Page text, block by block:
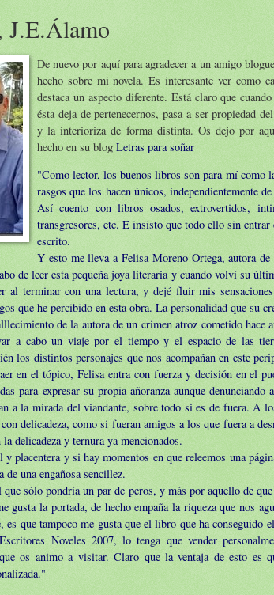
J.E.Álamo
De nuevo por aquí para agradecer a un amigo
hecho sobre mi novela. Es interesante ver como
destaca un aspecto diferente. Está claro que
ésta deja de pertenecernos, pasa a ser propiedad
y la interioriza de forma distinta. Os dejo por
hecho en su blog Letras para soñar
"Como lector, los buenos libros son para mí como
rasgos que los hacen únicos, independientemente
Así cuento con libros osados, extrovertidos,
transgresores, etc. E insisto que todo ello sin entrar
escrito.
Y esto me lleva a Felisa Moreno Ortega, autora
de leer esta pequeña joya literaria y cuando volví su
al terminar con una lectura, y dejé fluir mis
que he percibido en esta obra. La personalidad que su
de la autora de un crimen atroz cometido hace
a cabo un viaje por el tiempo y el espacio de las
los distintos personajes que nos acompañan en este
en el tópico, Felisa entra con fuerza y decisión en el
para expresar su propia añoranza aunque denunciando
a la mirada del viandante, sobre todo si es de fuera. A
delicadeza, como si fueran amigos a los que fuera a
delicadeza y ternura ya mencionados.
y placentera y si hay momentos en que releemos una
de una engañosa sencillez.
sólo pondría un par de peros, y más por aquello de que
gusta la portada, de hecho empaña la riqueza que nos
es que tampoco me gusta que el libro que ha
Noveles 2007, lo tenga que vender
que os animo a visitar. Claro que la ventaja de esto es